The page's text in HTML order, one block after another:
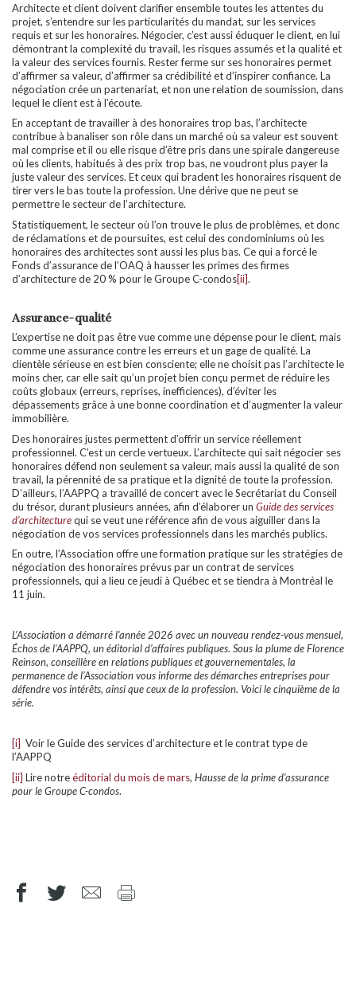
Architecte et client doivent clarifier ensemble toutes les attentes du
projet, s’entendre sur les particularités du mandat, sur les services
requis et sur les honoraires. Négocier, c’est aussi éduquer le client, en lui
démontrant la complexité du travail, les risques assumés et la qualité et
la valeur des services fournis. Rester ferme sur ses honoraires permet
d’affirmer sa valeur, d’affirmer sa crédibilité et d’inspirer confiance. La
négociation crée un partenariat, et non une relation de soumission, dans
lequel le client est à l’écoute.
En acceptant de travailler à des honoraires trop bas, l’architecte
contribue à banaliser son rôle dans un marché où sa valeur est souvent
mal comprise et il ou elle risque d’être pris dans une spirale dangereuse
où les clients, habitués à des prix trop bas, ne voudront plus payer la
juste valeur des services. Et ceux qui bradent les honoraires risquent de
tirer vers le bas toute la profession. Une dérive que ne peut se
permettre le secteur de l’architecture.
Statistiquement, le secteur où l’on trouve le plus de problèmes, et donc
de réclamations et de poursuites, est celui des condominiums où les
honoraires des architectes sont aussi les plus bas. Ce qui a forcé le
Fonds d’assurance de l’OAQ à hausser les primes des firmes
d’architecture de 20 % pour le Groupe C-condos[ii].
Assurance-qualité
L’expertise ne doit pas être vue comme une dépense pour le client, mais
comme une assurance contre les erreurs et un gage de qualité. La
clientèle sérieuse en est bien consciente; elle ne choisit pas l’architecte le
moins cher, car elle sait qu’un projet bien conçu permet de réduire les
coûts globaux (erreurs, reprises, inefficiences), d’éviter les
dépassements grâce à une bonne coordination et d’augmenter la valeur
immobilière.
Des honoraires justes permettent d’offrir un service réellement
professionnel. C’est un cercle vertueux. L’architecte qui sait négocier ses
honoraires défend non seulement sa valeur, mais aussi la qualité de son
travail, la pérennité de sa pratique et la dignité de toute la profession.
D’ailleurs, l’AAPPQ a travaillé de concert avec le Secrétariat du Conseil
du trésor, durant plusieurs années, afin d’élaborer un Guide des services
d’architecturequi se veut une référence afin de vous aiguiller dans la
négociation de vos services professionnels dans les marchés publics.
En outre, l’Association offre une formation pratique sur les stratégies de
négociation des honoraires prévus par un contrat de services
professionnels, qui a lieu ce jeudi à Québec et se tiendra à Montréal le
11 juin.
L’Association a démarré l’année 2026 avec un nouveau rendez-vous mensuel,
Échos de l’AAPPQ, un éditorial d’affaires publiques. Sous la plume de Florence
Reinson, conseillère en relations publiques et gouvernementales, la
permanence de l’Association vous informe des démarches entreprises pour
défendre vos intérêts, ainsi que ceux de la profession. Voici le cinquième de la
série.
[i] Voir le Guide des services d’architecture et le contrat type de
l’AAPPQ
[ii] Lire notreéditorial du mois de mars, Hausse de la prime d’assurance
pour le Groupe C-condos.